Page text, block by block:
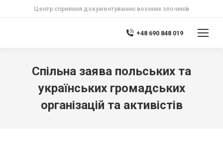
Центр сприяння документуванню воєнних злочинів
+48 690 848 019
Спільна заява польських та
українських громадських
організацій та активістів